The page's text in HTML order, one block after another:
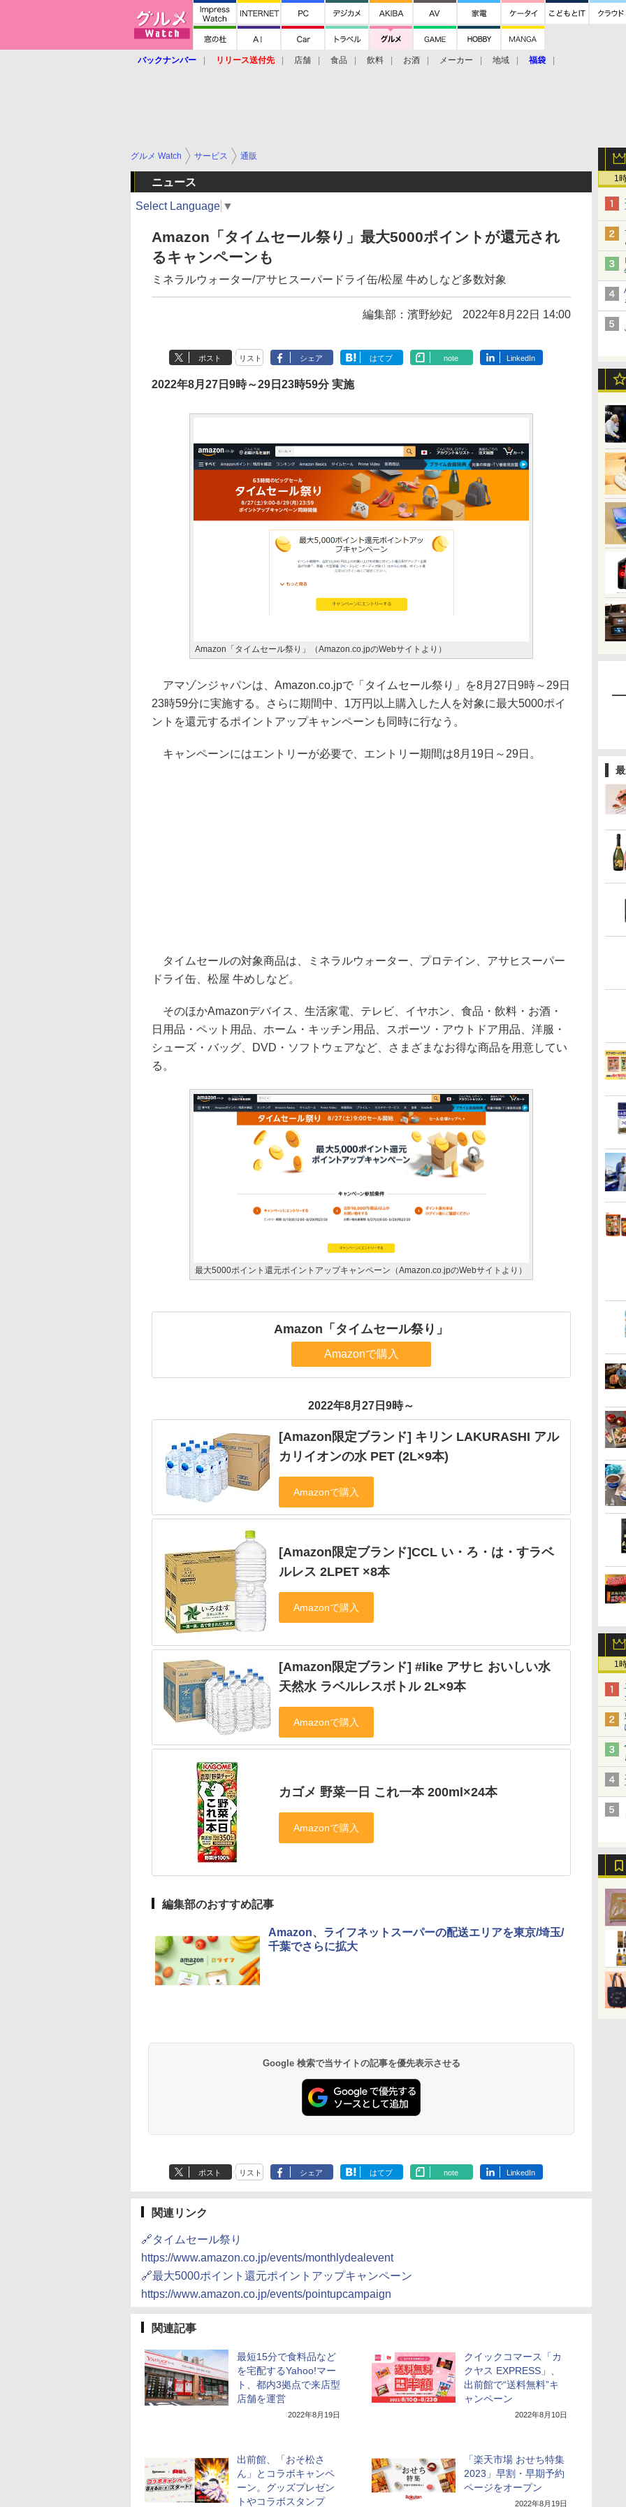
バックナンバー リリース送付先 店舗 食品 飲料 お酒 メーカー 地域 福袋
1
1
グルメ Watch サービス 通販
ニュース
Select Language ▼
Amazon「タイムセール祭り」最大5000ポイントが還元され
るキャンペーンも
ミネラルウォーター/アサヒスーパードライ缶/松屋 牛めしなど多数対象
編集部：濱野紗妃 2022年8月22日 14:00
ポスト リスト シェア はてブ note LinkedIn
2022年8月27日9時～29日23時59分 実施
Amazon「タイムセール祭り」（Amazon.co.jpのWebサイトより）
アマゾンジャパンは、Amazon.co.jpで「タイムセール祭り」を8月27日9時～29日
23時59分に実施する。さらに期間中、1万円以上購入した人を対象に最大5000ポイ
ントを還元するポイントアップキャンペーンも同時に行なう。
キャンペーンにはエントリーが必要で、エントリー期間は8月19日～29日。
タイムセールの対象商品は、ミネラルウォーター、プロテイン、アサヒスーパー
ドライ缶、松屋 牛めしなど。
そのほかAmazonデバイス、生活家電、テレビ、イヤホン、食品・飲料・お酒・
日用品・ペット用品、ホーム・キッチン用品、スポーツ・アウトドア用品、洋服・
シューズ・バッグ、DVD・ソフトウェアなど、さまざまなお得な商品を用意してい
る。
最大5000ポイント還元ポイントアップキャンペーン（Amazon.co.jpのWebサイトより）
Amazon「タイムセール祭り」
Amazonで購入
2022年8月27日9時～
[Amazon限定ブランド] キリン LAKURASHI アル
カリイオンの水 PET (2L×9本)
[Amazon限定ブランド]CCL い・ろ・は・すラベ
ルレス 2LPET ×8本
[Amazon限定ブランド] #like アサヒ おいしい水
天然水 ラベルレスボトル 2L×9本
カゴメ 野菜一日 これ一本 200ml×24本
編集部のおすすめ記事
Amazon、ライフネットスーパーの配送エリアを東京/埼玉/
千葉でさらに拡大
Google 検索で当サイトの記事を優先表示させる
ポスト リスト シェア はてブ note LinkedIn
関連リンク
🔗タイムセール祭り
https://www.amazon.co.jp/events/monthlydealevent
🔗最大5000ポイント還元ポイントアップキャンペーン
https://www.amazon.co.jp/events/pointupcampaign
関連記事
最短15分で食料品など
を宅配するYahoo!マー
ト、都内3拠点で来店型
店舗を運営
2022年8月19日
クイックコマース「カ
クヤス EXPRESS」、
出前館で“送料無料”キ
ャンペーン
2022年8月10日
出前館、「おそ松さ
ん」とコラボキャンペ
ーン。グッズプレゼン
トやコラボスタンプ
「楽天市場 おせち特集
2023」早割・早期予約
ページをオープン
2022年8月19日